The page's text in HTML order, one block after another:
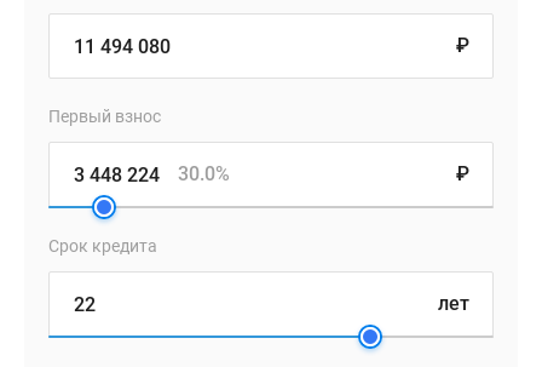
₽
Первый взнос
₽
30.0%
Срок кредита
лет